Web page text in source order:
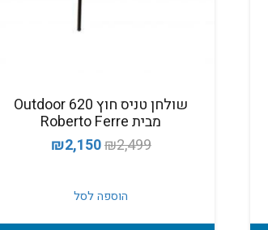
שולחן טניס חוץ Outdoor 620
מבית Roberto Ferre
₪2,499
המחיר
היה:
₪2,150
הוספה לסל